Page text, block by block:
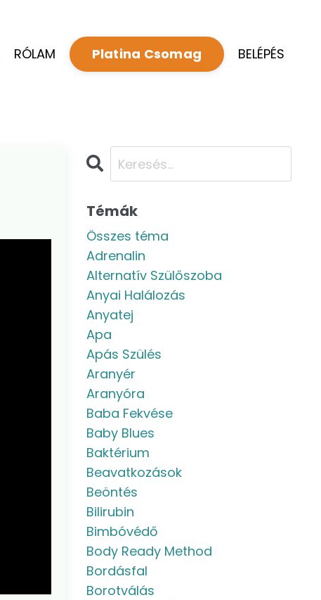
RÓLAM Platina Csomag BELÉPÉS
Témák
Összes téma
Adrenalin
Alternatív Szülőszoba
Anyai Halálozás
Anyatej
Apa
Apás Szülés
Aranyér
Aranyóra
Baba Fekvése
Baby Blues
Baktérium
Beavatkozások
Beöntés
Bilirubin
Bimbóvédő
Body Ready Method
Bordásfal
Borotválás